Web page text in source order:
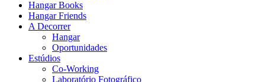
Hangar Books
Hangar Friends
A Decorrer
Hangar
Oportunidades
Estúdios
Co-Working
Laboratório Fotográfico